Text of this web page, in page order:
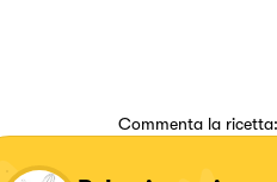
Commenta la